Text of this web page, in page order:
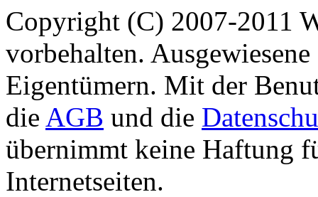
Copyright (C) 2007-2011
vorbehalten.
Eigentümern. Mit der
die AGB und die
übernimmt keine Haftung
Internetseiten.